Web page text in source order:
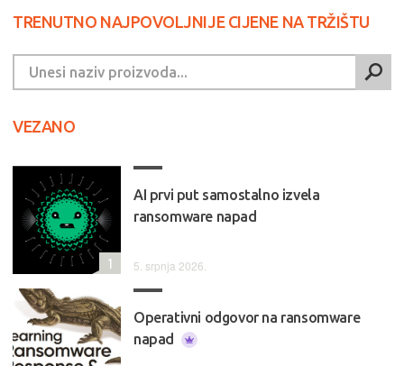
TRENUTNO NAJPOVOLJNIJE CIJENE NA TRŽIŠTU
VEZANO
AI prvi put samostalno izvela
ransomware napad
5. srpnja 2026.
1
Operativni odgovor na ransomware
napad